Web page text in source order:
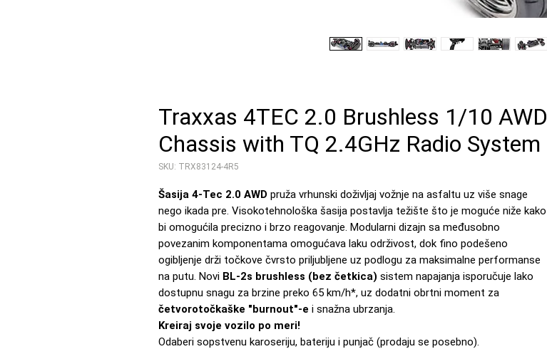
Traxxas 4TEC 2.0 Brushless 1/10 AWD
Chassis with TQ 2.4GHz Radio System
SKU: TRX83124-4R5
Šasija 4-Tec 2.0 AWD pruža vrhunski doživljaj vožnje na asfaltu uz više snage
nego ikada pre. Visokotehnološka šasija postavlja težište što je moguće niže kako
bi omogućila precizno i brzo reagovanje. Modularni dizajn sa međusobno
povezanim komponentama omogućava laku održivost, dok fino podešeno
ogibljenje drži točkove čvrsto priljubljene uz podlogu za maksimalne performanse
na putu. Novi BL-2s brushless (bez četkica) sistem napajanja isporučuje lako
dostupnu snagu za brzine preko 65 km/h*, uz dodatni obrtni moment za
četvorotočkaške "burnout"-e i snažna ubrzanja.
Kreiraj svoje vozilo po meri!
Odaberi sopstvenu karoseriju, bateriju i punjač (prodaju se posebno).